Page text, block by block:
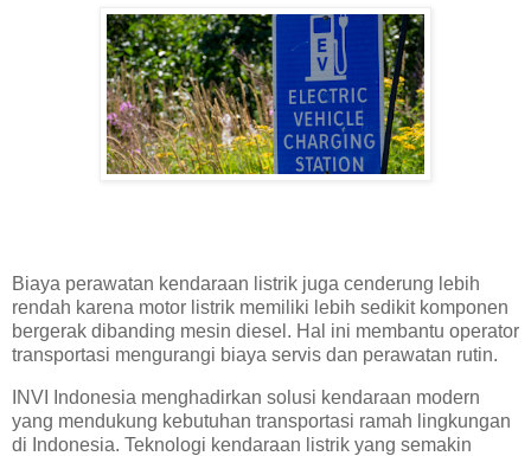
Biaya perawatan kendaraan listrik juga cenderung lebih
rendah karena motor listrik memiliki lebih sedikit komponen
bergerak dibanding mesin diesel. Hal ini membantu operator
transportasi mengurangi biaya servis dan perawatan rutin.
INVI Indonesia menghadirkan solusi kendaraan modern
yang mendukung kebutuhan transportasi ramah lingkungan
di Indonesia. Teknologi kendaraan listrik yang semakin